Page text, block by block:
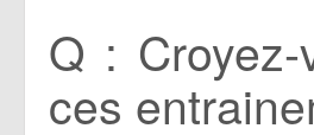
Q :
ces